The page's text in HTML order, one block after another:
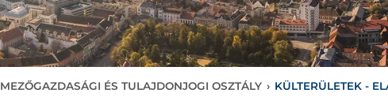
MEZŐGAZDASÁGI ÉS TULAJDONJOGI OSZTÁLY › KÜLTERÜLETEK -